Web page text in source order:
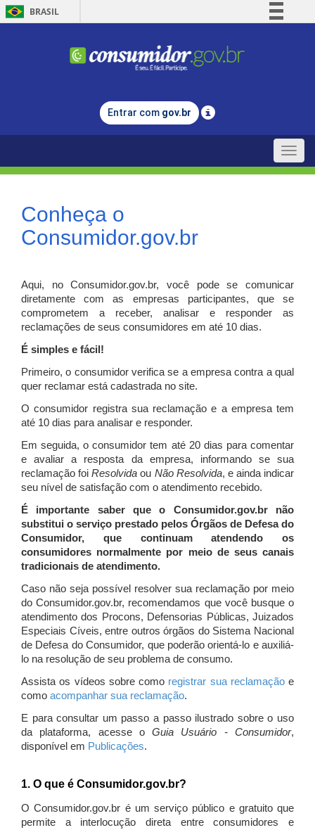
BRASIL
Comunica BR
Legislação
Entrar com gov.br
Toggle
Conheça o
Consumidor.gov.br
Aqui, no Consumidor.gov.br, você pode se comunicar
diretamente com as empresas participantes, que se
comprometem a receber, analisar e responder as
reclamações de seus consumidores em até 10 dias.
É simples e fácil!
Primeiro, o consumidor verifica se a empresa contra a qual
quer reclamar está cadastrada no site.
O consumidor registra sua reclamação e a empresa tem
até 10 dias para analisar e responder.
Em seguida, o consumidor tem até 20 dias para comentar
e avaliar a resposta da empresa, informando se sua
reclamação foiResolvida ou Não Resolvida, e ainda indicar
seu nível de satisfação com o atendimento recebido.
É importante saber que o Consumidor.gov.br não
substitui o serviço prestado pelos Órgãos de Defesa do
Consumidor, que continuam atendendo os
consumidores normalmente por meio de seus canais
tradicionais de atendimento.
Caso não seja possível resolver sua reclamação por meio
do Consumidor.gov.br, recomendamos que você busque o
atendimento dos Procons, Defensorias Públicas, Juizados
Especiais Cíveis, entre outros órgãos do Sistema Nacional
de Defesa do Consumidor, que poderão orientá-lo e auxiliá-
lo na resolução de seu problema de consumo.
Assista os vídeos sobre como registrar sua reclamaçãoe
como acompanhar sua reclamação.
E para consultar um passo a passo ilustrado sobre o uso
da plataforma, acesse oGuia Usuário - Consumidor,
disponível em Publicações.
1. O que é Consumidor.gov.br?
O Consumidor.gov.br é um serviço público e gratuito que
permite a interlocução direta entre consumidores e